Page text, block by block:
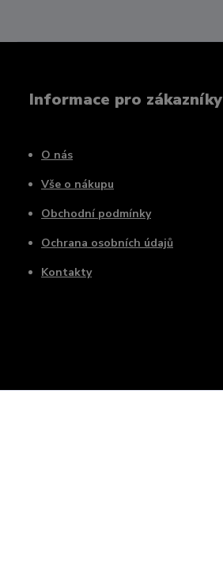
Informace pro zákazníky
O nás
Vše o nákupu
Obchodní podmínky
Ochrana osobních údajů
Kontakty